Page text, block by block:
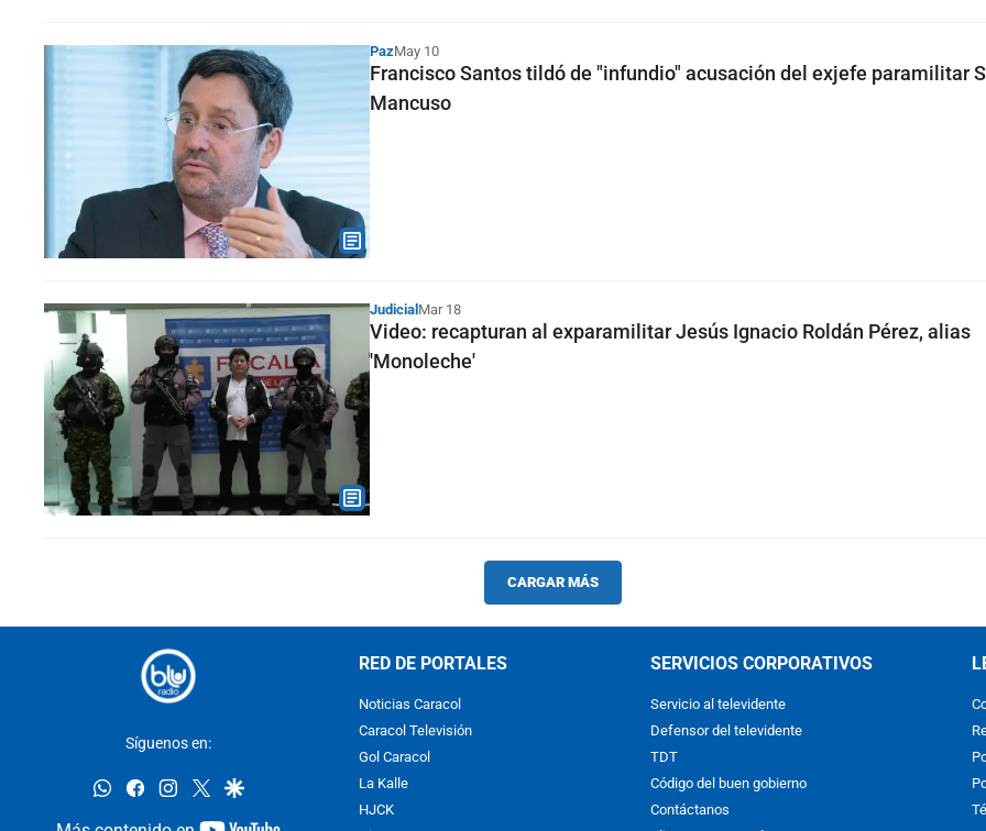
PazMay 10
Francisco Santos tildó de "infundio" acusación del exjefe paramilitar
Mancuso
JudicialMar 18
Video: recapturan al exparamilitar Jesús Ignacio Roldán Pérez, alias
'Monoleche'
CARGAR MÁS
Síguenos en:
whatsappfacebookinstagram
twittergoogle
RED DE PORTALES
Noticias Caracol
Caracol Televisión
Gol Caracol
La Kalle
HJCK
SERVICIOS CORPORATIVOS
Servicio al televidente
Defensor del televidente
TDT
Código del buen gobierno
Contáctanos